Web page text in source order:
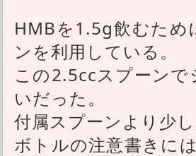
HMBを1.5g飲むた
ンを利用している。
この2.5ccスプーン
いだった。
付属スプーンより少し
ボトルの注意書きに